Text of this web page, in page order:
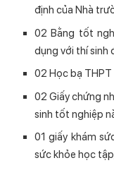
định của Nhà
02 Bằng tốt
dụng với thí sinh
02 Học bạ
02 Giấy chứng
sinh tốt nghiệp
01 giấy khám
sức khỏe học